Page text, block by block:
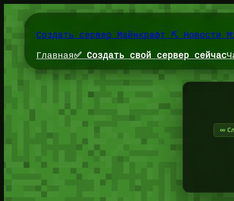
содержимомуСоздать сервер Майнкрафт ⛏️ Новости
Главная✅ Создать свой сервер сейчас
∞